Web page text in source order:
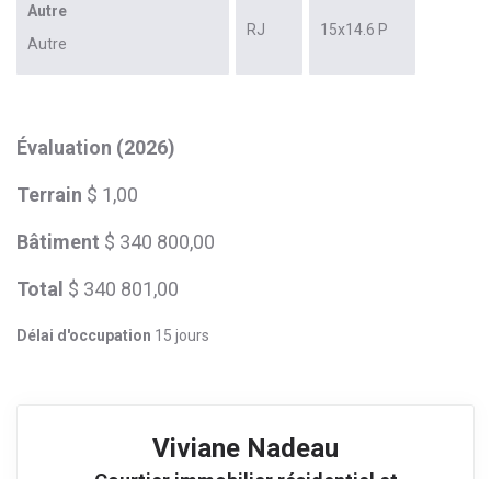
Autre
Autre
RJ 15x14.6 P
Évaluation (2026)
Terrain $ 1,00
Bâtiment $ 340 800,00
Total $ 340 801,00
Délai d'occupation 15 jours
Viviane Nadeau